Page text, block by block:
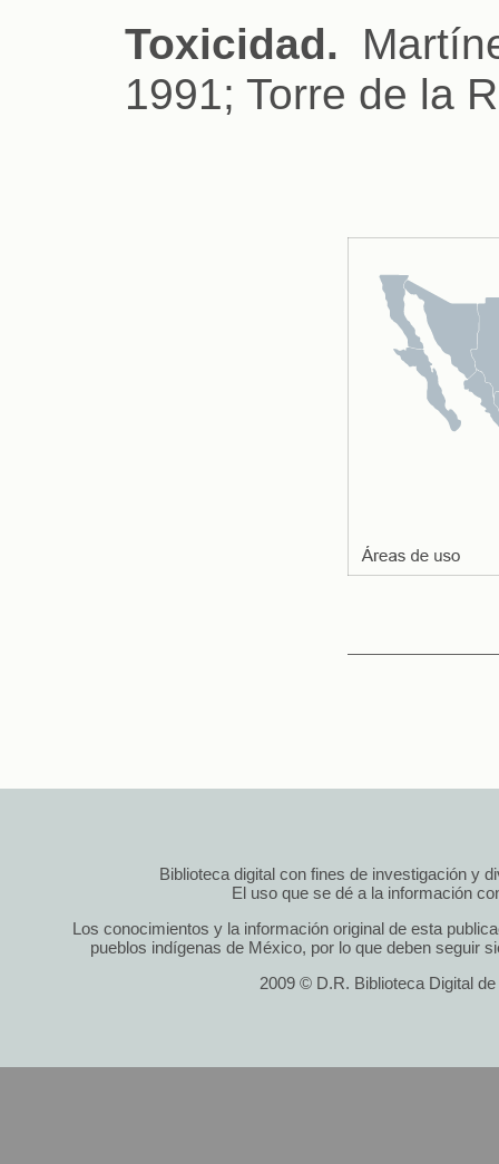
Toxicidad.
1991; Torre de la
Biblioteca digital con fines de investigación y
El uso que se dé a la información
Los conocimientos y la información original de esta
pueblos indígenas de México, por lo que deben seguir
2009 © D.R. Biblioteca Digital